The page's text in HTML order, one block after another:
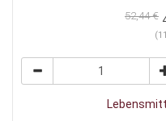
52,44 €